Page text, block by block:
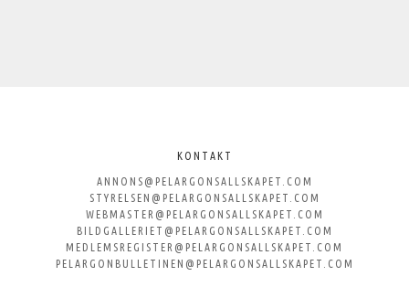
Svenska
Pelargonsällskapet
KONTAKT
ANNONS@PELARGONSALLSKAPET.COM
STYRELSEN@PELARGONSALLSKAPET.COM
WEBMASTER@PELARGONSALLSKAPET.COM
BILDGALLERIET@PELARGONSALLSKAPET.COM
MEDLEMSREGISTER@PELARGONSALLSKAPET.COM
PELARGONBULLETINEN@PELARGONSALLSKAPET.COM